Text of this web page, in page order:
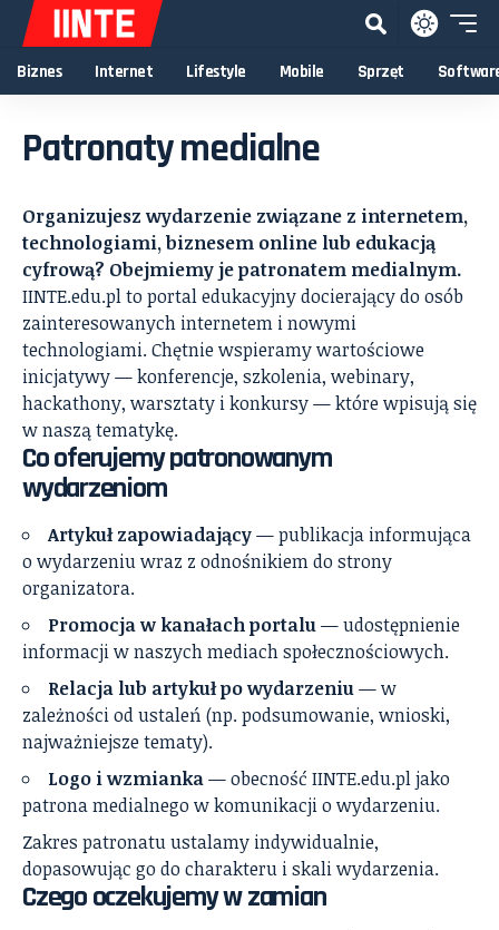
Biznes Internet Lifestyle Mobile Sprzęt
Patronaty medialne
Organizujesz wydarzenie związane z internetem,
technologiami, biznesem online lub edukacją
cyfrową? Obejmiemy je patronatem medialnym.
IINTE.edu.pl to portal edukacyjny docierający do osób
zainteresowanych internetem i nowymi
technologiami. Chętnie wspieramy wartościowe
inicjatywy — konferencje, szkolenia, webinary,
hackathony, warsztaty i konkursy — które wpisują się
w naszą tematykę.
Co oferujemy patronowanym
wydarzeniom
Artykuł zapowiadający— publikacja informująca
o wydarzeniu wraz z odnośnikiem do strony
organizatora.
Promocja w kanałach portalu— udostępnienie
informacji w naszych mediach społecznościowych.
Relacja lub artykuł po wydarzeniu— w
zależności od ustaleń (np. podsumowanie, wnioski,
najważniejsze tematy).
Logo i wzmianka— obecność IINTE.edu.pl jako
patrona medialnego w komunikacji o wydarzeniu.
Zakres patronatu ustalamy indywidualnie,
dopasowując go do charakteru i skali wydarzenia.
Czego oczekujemy w zamian